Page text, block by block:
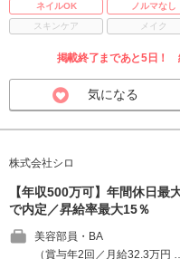
ネイルOK
ノルマなし
スキンケア
メイク
掲載終了まであと5日！
気になる
株式会社シロ
【年収500万可】年間休日最
で内定／昇給率最大15％
美容部員・BA
（賞与年2回／月給32.3万円